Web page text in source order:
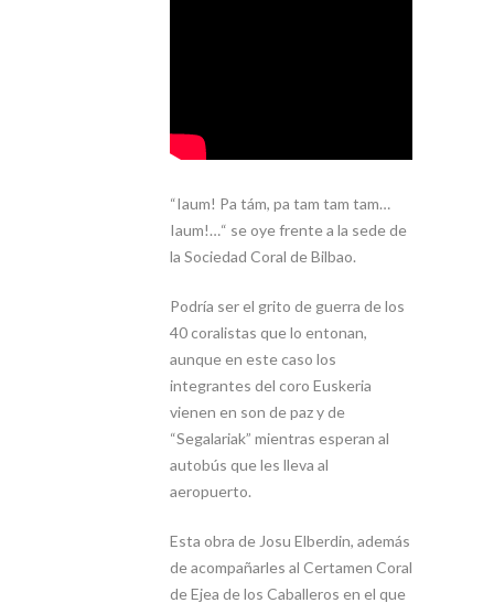
“Iaum! Pa tám, pa tam tam tam…
Iaum!…“ se oye frente a la sede de
la Sociedad Coral de Bilbao.
Podría ser el grito de guerra de los
40 coralistas que lo entonan,
aunque en este caso los
integrantes del coro Euskeria
vienen en son de paz y de
“Segalariak” mientras esperan al
autobús que les lleva al
aeropuerto.
Esta obra de Josu Elberdin, además
de acompañarles al Certamen Coral
de Ejea de los Caballeros en el que